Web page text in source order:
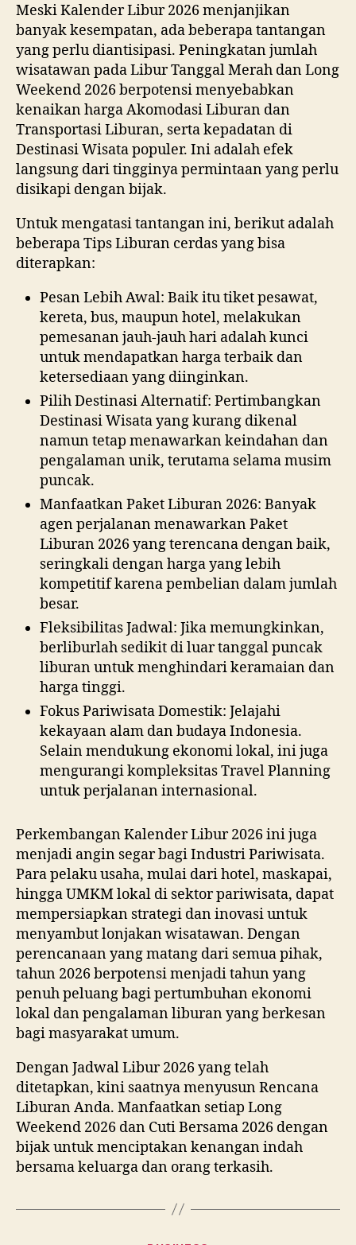
Meski Kalender Libur 2026 menjanjikan
banyak kesempatan, ada beberapa tantangan
yang perlu diantisipasi. Peningkatan jumlah
wisatawan pada Libur Tanggal Merah dan Long
Weekend 2026 berpotensi menyebabkan
kenaikan harga Akomodasi Liburan dan
Transportasi Liburan, serta kepadatan di
Destinasi Wisata populer. Ini adalah efek
langsung dari tingginya permintaan yang perlu
disikapi dengan bijak.
Untuk mengatasi tantangan ini, berikut adalah
beberapa Tips Liburan cerdas yang bisa
diterapkan:
Pesan Lebih Awal: Baik itu tiket pesawat,
kereta, bus, maupun hotel, melakukan
pemesanan jauh-jauh hari adalah kunci
untuk mendapatkan harga terbaik dan
ketersediaan yang diinginkan.
Pilih Destinasi Alternatif: Pertimbangkan
Destinasi Wisata yang kurang dikenal
namun tetap menawarkan keindahan dan
pengalaman unik, terutama selama musim
puncak.
Manfaatkan Paket Liburan 2026: Banyak
agen perjalanan menawarkan Paket
Liburan 2026 yang terencana dengan baik,
seringkali dengan harga yang lebih
kompetitif karena pembelian dalam jumlah
besar.
Fleksibilitas Jadwal: Jika memungkinkan,
berliburlah sedikit di luar tanggal puncak
liburan untuk menghindari keramaian dan
harga tinggi.
Fokus Pariwisata Domestik: Jelajahi
kekayaan alam dan budaya Indonesia.
Selain mendukung ekonomi lokal, ini juga
mengurangi kompleksitas Travel Planning
untuk perjalanan internasional.
Perkembangan Kalender Libur 2026 ini juga
menjadi angin segar bagi Industri Pariwisata.
Para pelaku usaha, mulai dari hotel, maskapai,
hingga UMKM lokal di sektor pariwisata, dapat
mempersiapkan strategi dan inovasi untuk
menyambut lonjakan wisatawan. Dengan
perencanaan yang matang dari semua pihak,
tahun 2026 berpotensi menjadi tahun yang
penuh peluang bagi pertumbuhan ekonomi
lokal dan pengalaman liburan yang berkesan
bagi masyarakat umum.
Dengan Jadwal Libur 2026 yang telah
ditetapkan, kini saatnya menyusun Rencana
Liburan Anda. Manfaatkan setiap Long
Weekend 2026 dan Cuti Bersama 2026 dengan
bijak untuk menciptakan kenangan indah
bersama keluarga dan orang terkasih.